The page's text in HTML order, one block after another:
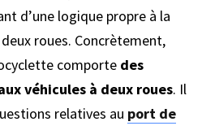
d’une logique propre à la
roues. Concrètement,
comporte des
véhicules à deux roues. Il
relatives au port de